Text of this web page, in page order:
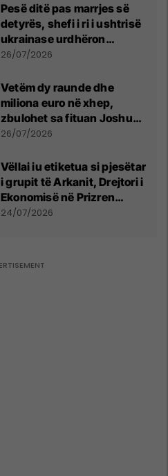
Pesë ditë pas marrjes së
detyrës, shefi i ri i ushtrisë
ukrainase urdhëron
kontroll të madh
26/07/2026
Vetëm dy raunde dhe
miliona euro në xhep,
zbulohet sa fituan Joshua
e Prenga
26/07/2026
Vëllai iu etiketua si pjesëtar
i grupit të Arkanit, Drejtori i
Ekonomisë në Prizren
mohon pretendimet
24/07/2026